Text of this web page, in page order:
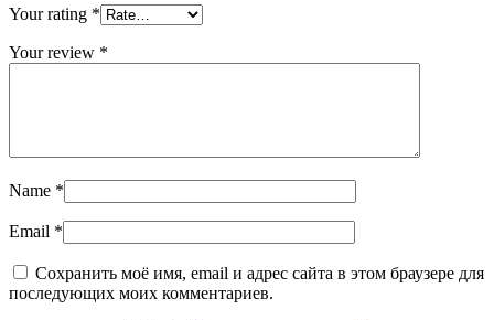
Your rating *
Your review *
Name *
Email *
Сохранить моё имя, email и адрес сайта в этом браузере для
последующих моих комментариев.